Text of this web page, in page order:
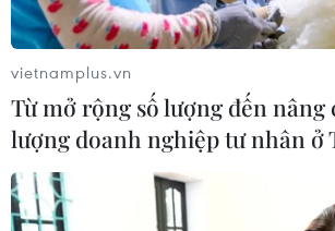
Israel nêu điều kiện tạm hoãn tấn
công Iran
02/08/2026 04:18
Toàn cảnh thế giới: Israel
cảnh báo trước khả năng Mỹ tấn
công toàn diện Iran
vietnamplus.vn
Từ mở rộng số lượng đến nâng
lượng doanh nghiệp tư nhân ở